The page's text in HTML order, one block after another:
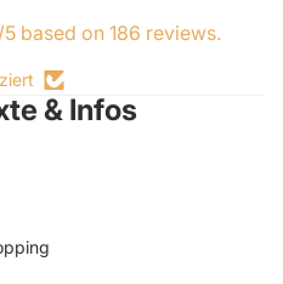
based on 186 reviews.
& Infos